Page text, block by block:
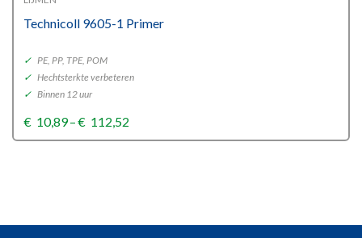
Technicoll 9605-1 Primer
✓ PE, PP, TPE, POM
✓ Hechtsterkte verbeteren
✓ Binnen 12 uur
€ 10,89–€ 112,52
range: